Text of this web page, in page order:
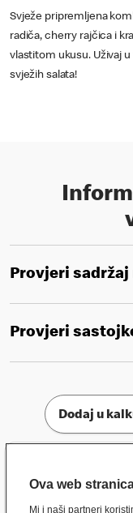
Svježe pripremljena
radiča, cherry rajčica i
vlastitom ukusu. Uživaj
svježih salata!
Provjeri
Provjeri
Dodaj u
Ova web
Mi i naši partneri